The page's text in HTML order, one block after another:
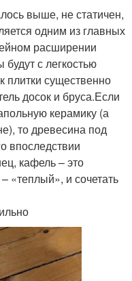
выше, не статичен,
одним из главных
расширении
с легкостью
плитки существенно
досок и бруса.Если
керамику (а
то древесина под
впоследствии
кафель – это
«теплый», и сочетать